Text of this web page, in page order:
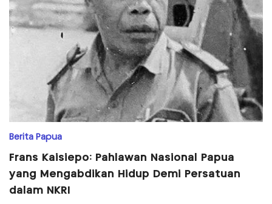
Berita Papua
Frans Kaisiepo: Pahlawan Nasional Papua
yang Mengabdikan Hidup Demi Persatuan
dalam NKRI